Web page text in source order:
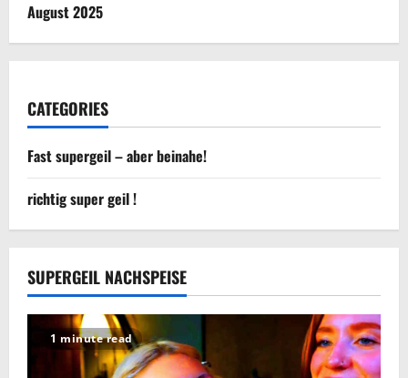
August 2025
CATEGORIES
Fast supergeil – aber beinahe!
richtig super geil !
SUPERGEIL NACHSPEISE
1 minute read